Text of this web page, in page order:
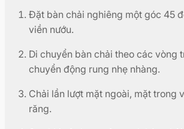
Đặt bàn chải nghiêng một góc 45
viền nướu.
Di chuyển bàn chải theo các vòng
chuyển động rung nhẹ nhàng.
Chải lần lượt mặt ngoài, mặt trong
răng.